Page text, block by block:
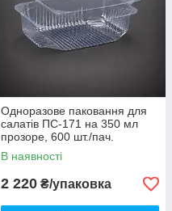
Одноразове паковання для
салатів ПС-171 на 350 мл
прозоре, 600 шт./пач.
В наявності
2 220 ₴/упаковка